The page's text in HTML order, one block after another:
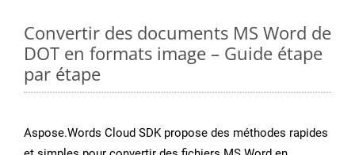
Convertir des documents MS Word de
DOT en formats image – Guide étape
par étape
Aspose.Words Cloud SDK propose des méthodes rapides